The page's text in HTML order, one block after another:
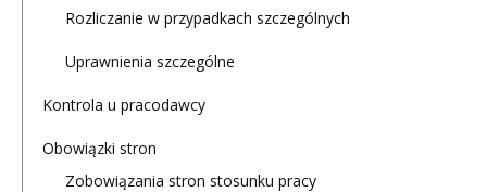
Rozliczanie w przypadkach szczególnych
Uprawnienia szczególne
Kontrola u pracodawcy
Obowiązki stron
Zobowiązania stron stosunku pracy